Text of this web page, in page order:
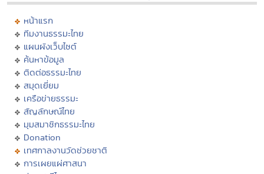
หน้าแรก
ทีมงานธรรมะไทย
แผนผังเว็บไซต์
ค้นหาข้อมูล
ติดต่อธรรมะไทย
สมุดเยี่ยม
เครือข่ายธรรมะ
สัญลักษณ์ไทย
มุมสมาชิกธรรมะไทย
Donation
เทศกาลงานวัดช่วยชาติ
การเผยแผ่ศาสนา